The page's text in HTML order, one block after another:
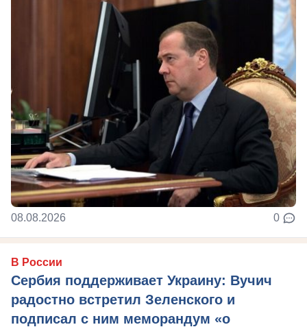
08.08.2026 0
В России
Сербия поддерживает Украину: Вучич
радостно встретил Зеленского и
подписал с ним меморандум «о